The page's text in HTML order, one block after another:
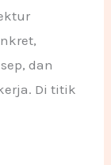
dan
Di titik